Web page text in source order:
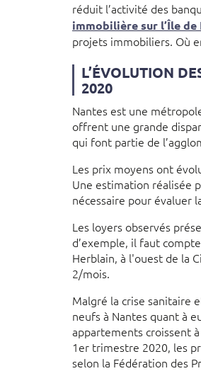
réduit l’activité des
immobilière sur l’Île de
projets immobiliers. Où
L’ÉVOLUTION
2020
Nantes est une
offrent une grande
qui font partie de
Les prix moyens ont
Une estimation réalisée
nécessaire pour évaluer
Les loyers observés
d’exemple, il faut
Herblain, à l'ouest de la
2/mois.
Malgré la crise sanitaire
neufs à Nantes quant à
appartements croissent
1er trimestre 2020, les
selon la Fédération des